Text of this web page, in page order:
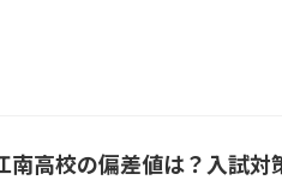
南高校の偏差値は？入試